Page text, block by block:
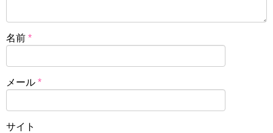
名前 *
メール *
サイト